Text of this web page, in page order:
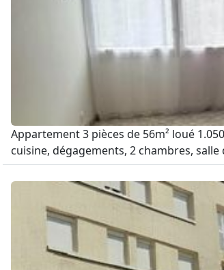
Appartement 3 pièces de 56m² loué
cuisine, dégagements, 2 chambres, salle